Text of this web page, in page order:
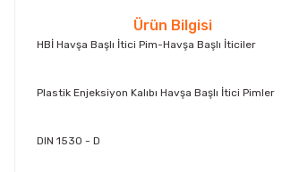
Ürün Bilgisi
HBİ Havşa Başlı İtici Pim-Havşa Başlı İticiler
Plastik Enjeksiyon Kalıbı Havşa Başlı İtici Pimler
DIN 1530 - D